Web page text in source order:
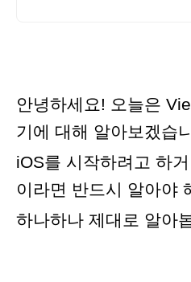
안녕하세요! 오늘은
기에 대해 알아보겠습
iOS를 시작하려고 하
이라면 반드시 알아야
하나하나 제대로 알아